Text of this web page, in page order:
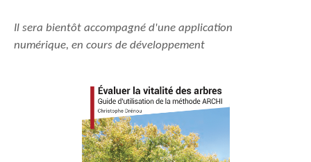
Il sera bientôt accompagné d'une application
numérique, en cours de développement